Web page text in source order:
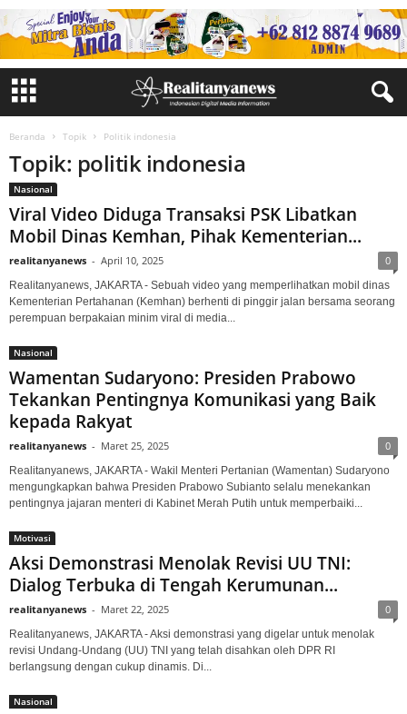
Beranda Topik Politik indonesia
Topik: politik indonesia
Nasional
Viral Video Diduga Transaksi PSK Libatkan
Mobil Dinas Kemhan, Pihak Kementerian...
realitanyanews - April 10, 2025 0
Realitanyanews, JAKARTA - Sebuah video yang memperlihatkan mobil dinas
Kementerian Pertahanan (Kemhan) berhenti di pinggir jalan bersama seorang
perempuan berpakaian minim viral di media...
Nasional
Wamentan Sudaryono: Presiden Prabowo
Tekankan Pentingnya Komunikasi yang Baik
kepada Rakyat
realitanyanews - Maret 25, 2025 0
Realitanyanews, JAKARTA - Wakil Menteri Pertanian (Wamentan) Sudaryono
mengungkapkan bahwa Presiden Prabowo Subianto selalu menekankan
pentingnya jajaran menteri di Kabinet Merah Putih untuk memperbaiki...
Motivasi
Aksi Demonstrasi Menolak Revisi UU TNI:
Dialog Terbuka di Tengah Kerumunan...
realitanyanews - Maret 22, 2025 0
Realitanyanews, JAKARTA - Aksi demonstrasi yang digelar untuk menolak
revisi Undang-Undang (UU) TNI yang telah disahkan oleh DPR RI
berlangsung dengan cukup dinamis. Di...
Nasional